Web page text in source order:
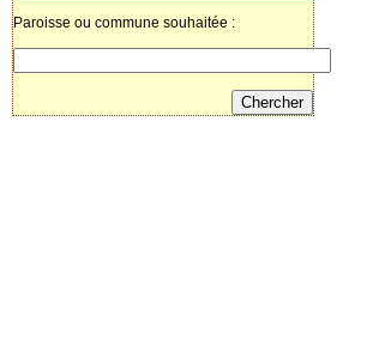
Paroisse ou commune souhaitée :